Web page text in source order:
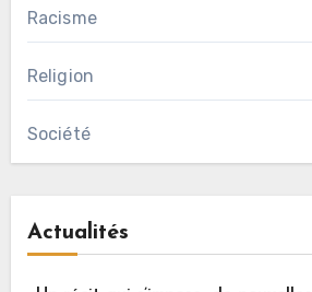
Racisme
Religion
Société
Actualités